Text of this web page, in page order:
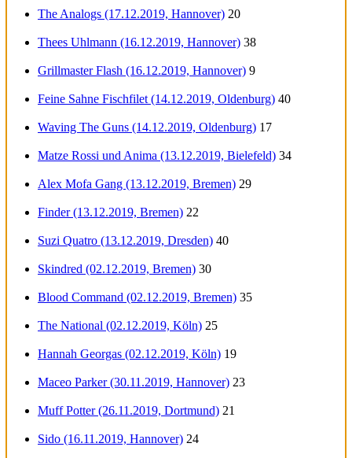
The Analogs (17.12.2019, Hannover) 20
Thees Uhlmann (16.12.2019, Hannover) 38
Grillmaster Flash (16.12.2019, Hannover) 9
Feine Sahne Fischfilet (14.12.2019, Oldenburg) 40
Waving The Guns (14.12.2019, Oldenburg) 17
Matze Rossi und Anima (13.12.2019, Bielefeld) 34
Alex Mofa Gang (13.12.2019, Bremen) 29
Finder (13.12.2019, Bremen) 22
Suzi Quatro (13.12.2019, Dresden) 40
Skindred (02.12.2019, Bremen) 30
Blood Command (02.12.2019, Bremen) 35
The National (02.12.2019, Köln) 25
Hannah Georgas (02.12.2019, Köln) 19
Maceo Parker (30.11.2019, Hannover) 23
Muff Potter (26.11.2019, Dortmund) 21
Sido (16.11.2019, Hannover) 24